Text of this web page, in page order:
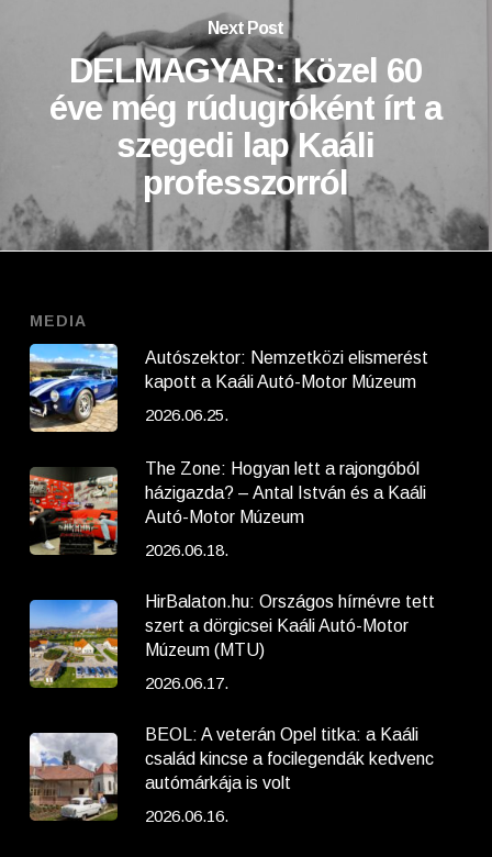
Next Post
DELMAGYAR: Közel 60
éve még rúdugróként írt a
szegedi lap Kaáli
professzorról
MEDIA
Autószektor: Nemzetközi elismerést
kapott a Kaáli Autó-Motor Múzeum
2026.06.25.
The Zone: Hogyan lett a rajongóból
házigazda? – Antal István és a Kaáli
Autó-Motor Múzeum
2026.06.18.
HirBalaton.hu: Országos hírnévre tett
szert a dörgicsei Kaáli Autó-Motor
Múzeum (MTU)
2026.06.17.
BEOL: A veterán Opel titka: a Kaáli
család kincse a focilegendák kedvenc
autómárkája is volt
2026.06.16.